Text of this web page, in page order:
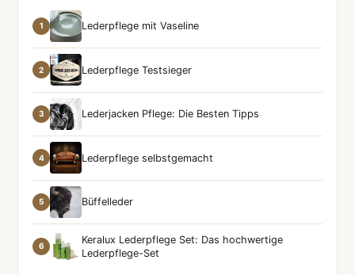
1 Lederpflege mit Vaseline
2 Lederpflege Testsieger
3 Lederjacken Pflege: Die Besten Tipps
4 Lederpflege selbstgemacht
5 Büffelleder
6
Keralux Lederpflege Set: Das hochwertige
Lederpflege-Set